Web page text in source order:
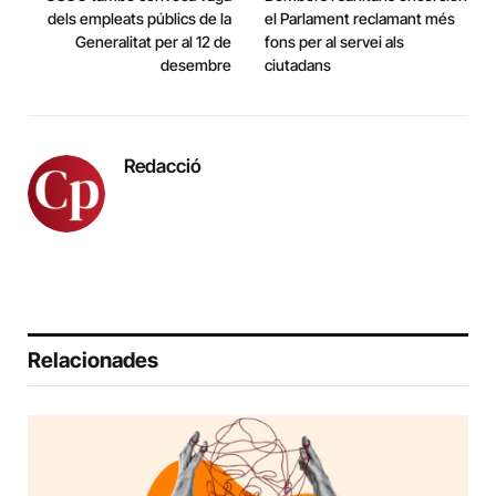
dels empleats públics de la
Generalitat per al 12 de
desembre
el Parlament reclamant més
fons per al servei als
ciutadans
Redacció
Relacionades